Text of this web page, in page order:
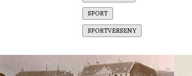
SPORT
SPORTVERSENY